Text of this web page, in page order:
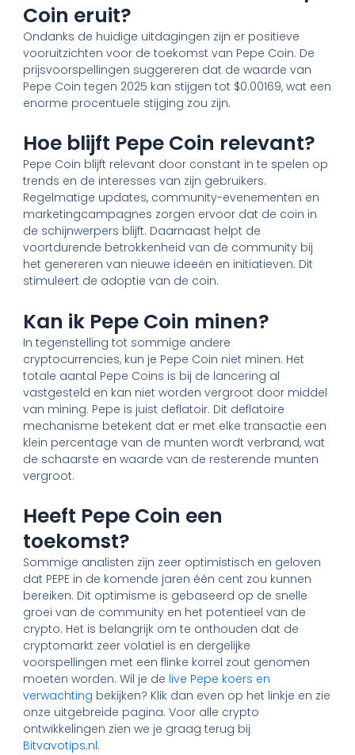
Coin eruit?
Ondanks de huidige uitdagingen zijn er positieve
vooruitzichten voor de toekomst van Pepe Coin. De
prijsvoorspellingen suggereren dat de waarde van
Pepe Coin tegen 2025 kan stijgen tot $0.00169, wat een
enorme procentuele stijging zou zijn.
Hoe blijft Pepe Coin relevant?
Pepe Coin blijft relevant door constant in te spelen op
trends en de interesses van zijn gebruikers.
Regelmatige updates, community-evenementen en
marketingcampagnes zorgen ervoor dat de coin in
de schijnwerpers blijft. Daarnaast helpt de
voortdurende betrokkenheid van de community bij
het genereren van nieuwe ideeën en initiatieven. Dit
stimuleert de adoptie van de coin.
Kan ik Pepe Coin minen?
In tegenstelling tot sommige andere
cryptocurrencies, kun je Pepe Coin niet minen. Het
totale aantal Pepe Coins is bij de lancering al
vastgesteld en kan niet worden vergroot door middel
van mining. Pepe is juist deflatoir. Dit deflatoire
mechanisme betekent dat er met elke transactie een
klein percentage van de munten wordt verbrand, wat
de schaarste en waarde van de resterende munten
vergroot.
Heeft Pepe Coin een
toekomst?
Sommige analisten zijn zeer optimistisch en geloven
dat PEPE in de komende jaren één cent zou kunnen
bereiken. Dit optimisme is gebaseerd op de snelle
groei van de community en het potentieel van de
crypto. Het is belangrijk om te onthouden dat de
cryptomarkt zeer volatiel is en dergelijke
voorspellingen met een flinke korrel zout genomen
moeten worden. Wil je de live Pepe koers en
verwachting bekijken? Klik dan even op het linkje en zie
onze uitgebreide pagina. Voor alle crypto
ontwikkelingen zien we je graag terug bij
Bitvavotips.nl.